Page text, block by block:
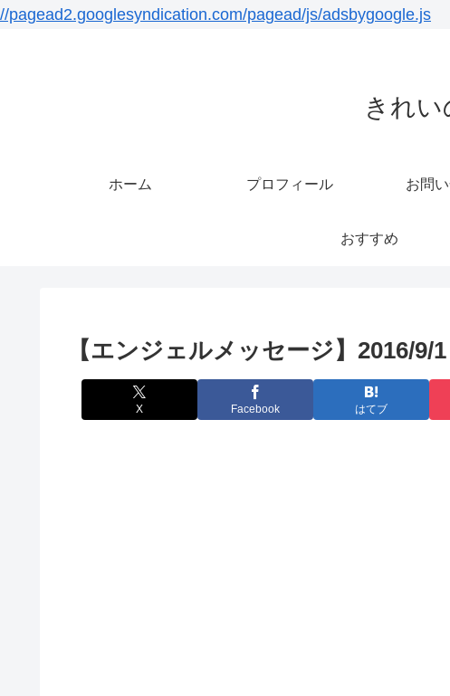
//pagead2.googlesyndication.com/pagead/js/adsbygoogle.js
きれ
ホーム プロフィール お問
おすすめ
【エンジェルメッセージ】2016/
X Facebook はてブ